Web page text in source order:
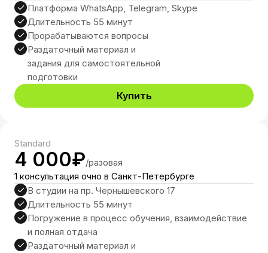
Платформа WhatsApp, Telegram, Skype
Длительность 55 минут
Прорабатываются вопросы
Раздаточный материал и
задания для самостоятельной
подготовки
Купить
Standard
4 000₽/разовая
1 консультация очно в Санкт-Петербурге
В студии на пр. Чернышевского 17
Длительность 55 минут
Погружение в процесс обучения, взаимодействие
и полная отдача
Раздаточный материал и
Тренинги
Курсы
Занятия
Контакты
г.Санкт-Петербург, ул.
Чайковского, 33−37Б
+7(921)581-67-56